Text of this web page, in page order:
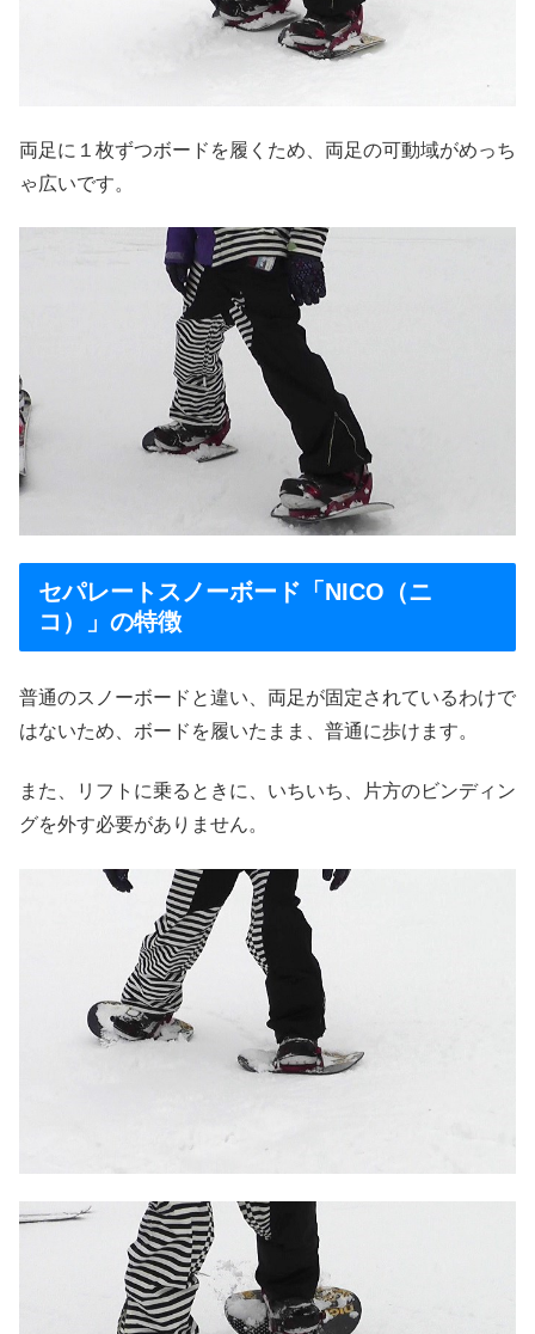
両足に１枚ずつボードを履くため、両足の可動域がめっち
ゃ広いです。
セパレートスノーボード「NICO（ニ
コ）」の特徴
普通のスノーボードと違い、両足が固定されているわけで
はないため、ボードを履いたまま、普通に歩けます。
また、リフトに乗るときに、いちいち、片方のビンディン
グを外す必要がありません。